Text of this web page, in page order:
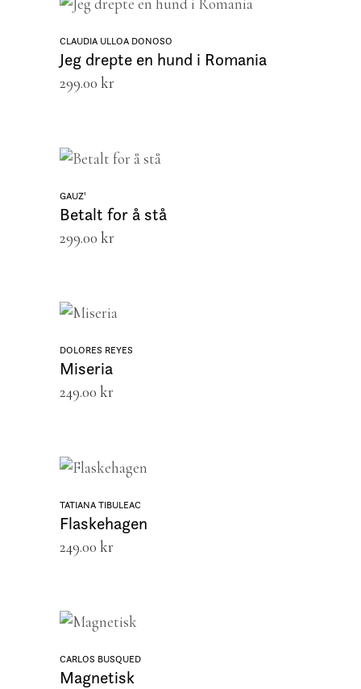
LEGG I HANDLEKURV
CLAUDIA ULLOA DONOSO
Jeg drepte en hund i Romania
299.00 kr
GAUZ'
Betalt for å stå
299.00 kr
DOLORES REYES
Miseria
249.00 kr
LEGG I HANDLEKURV
TATIANA TIBULEAC
Flaskehagen
249.00 kr
CARLOS BUSQUED
Magnetisk